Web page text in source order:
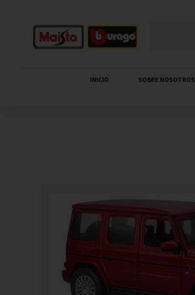
INICIO SOBRE NOSOTROS